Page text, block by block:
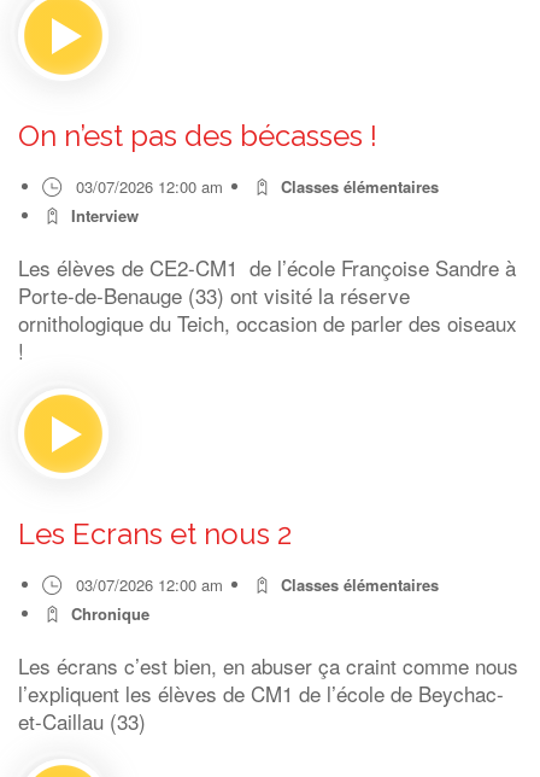
On n’est pas des bécasses !
03/07/2026 12:00 am
Classes élémentaires
Interview
Les élèves de CE2-CM1 de l’école Françoise Sandre à
Porte-de-Benauge (33) ont visité la réserve
ornithologique du Teich, occasion de parler des oiseaux
!
Les Ecrans et nous 2
03/07/2026 12:00 am
Classes élémentaires
Chronique
Les écrans c’est bien, en abuser ça craint comme nous
l’expliquent les élèves de CM1 de l’école de Beychac-
et-Caillau (33)